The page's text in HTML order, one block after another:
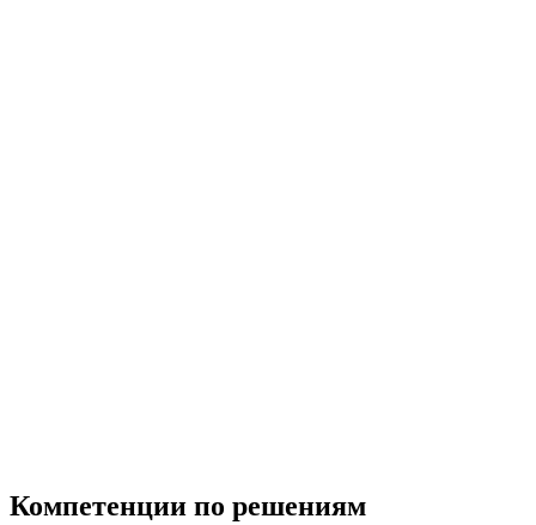
Компетенции по решениям